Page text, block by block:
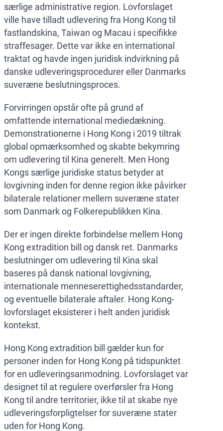
særlige administrative region. Lovforslaget
ville have tilladt udlevering fra Hong Kong til
fastlandskina, Taiwan og Macau i specifikke
straffesager. Dette var ikke en international
traktat og havde ingen juridisk indvirkning på
danske udleveringsprocedurer eller Danmarks
suveræne beslutningsproces.
Forvirringen opstår ofte på grund af
omfattende international mediedækning.
Demonstrationerne i Hong Kong i 2019 tiltrak
global opmærksomhed og skabte bekymring
om udlevering til Kina generelt. Men Hong
Kongs særlige juridiske status betyder at
lovgivning inden for denne region ikke påvirker
bilaterale relationer mellem suveræne stater
som Danmark og Folkerepublikken Kina.
Der er ingen direkte forbindelse mellem Hong
Kong extradition bill og dansk ret. Danmarks
beslutninger om udlevering til Kina skal
baseres på dansk national lovgivning,
internationale menneserettighedsstandarder,
og eventuelle bilaterale aftaler. Hong Kong-
lovforslaget eksisterer i helt anden juridisk
kontekst.
Hong Kong extradition bill gælder kun for
personer inden for Hong Kong på tidspunktet
for en udleveringsanmodning. Lovforslaget var
designet til at regulere overførsler fra Hong
Kong til andre territorier, ikke til at skabe nye
udleveringsforpligtelser for suveræne stater
uden for Hong Kong.